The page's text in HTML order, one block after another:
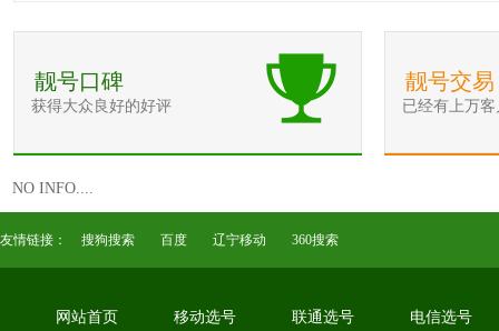
靓号口碑
获得大众良好的好评
靓号交易
已经有上万
NO INFO....
友情链接： 搜狗搜索 百度 辽宁移动 360搜索
网站首页 移动选号 联通选号 电信选号